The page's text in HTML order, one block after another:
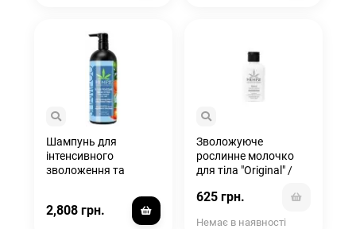
Шампунь для
інтенсивного
зволоження та
Moisture Fresh Citrus
2,808 грн.
Зволожуюче
рослинне молочко
для тіла "Original" /
Moisturizer
625 грн.
Немає в наявності